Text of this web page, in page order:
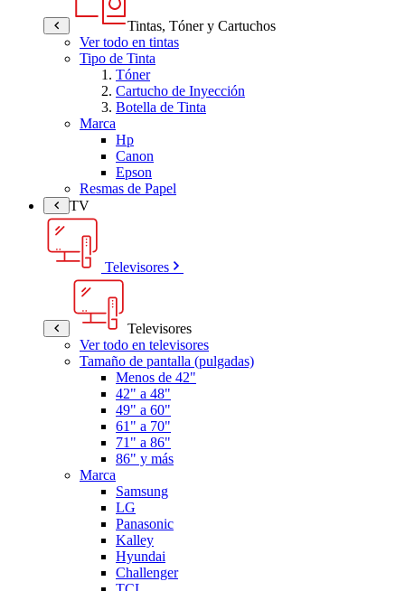
Tintas, Tóner y Cartuchos
Ver todo en tintas
Tipo de Tinta
Tóner
Cartucho de Inyección
Botella de Tinta
Marca
Hp
Canon
Epson
Resmas de Papel
TV
Televisores
Televisores
Ver todo en televisores
Tamaño de pantalla (pulgadas)
Menos de 42"
42" a 48"
49" a 60"
61" a 70"
71" a 86"
86" y más
Marca
Samsung
LG
Panasonic
Kalley
Hyundai
Challenger